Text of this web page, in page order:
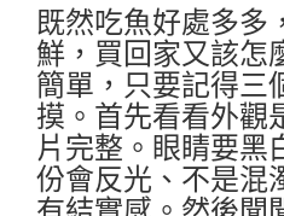
既然吃魚好處多多
鮮，買回家又該怎
簡單，只要記得三
摸。首先看看外觀
片完整。眼睛要黑
份會反光、不是混